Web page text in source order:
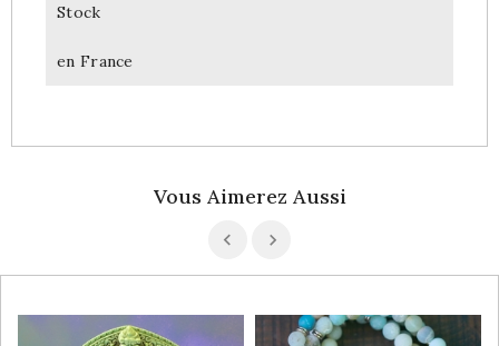
Stock
en France
Vous Aimerez Aussi